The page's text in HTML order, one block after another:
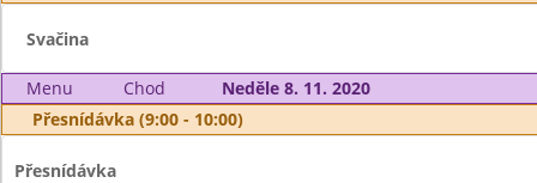
Svačina
Menu Chod
Neděle 8. 11. 2020
Přesnídávka (9:00 - 10:00)
Přesnídávka